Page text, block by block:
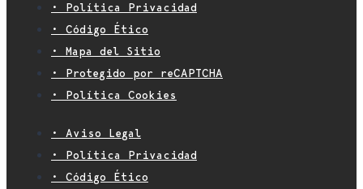
• Política Privacidad
• Código Ético
• Mapa del Sitio
• Protegido por reCAPTCHA
• Política Cookies
• Aviso Legal
• Política Privacidad
• Código Ético